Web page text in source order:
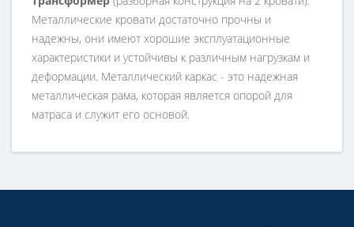
Металлические кровати достаточно прочны и
надежны, они имеют хорошие эксплуатационные
характеристики и устойчивы к различным нагрузкам и
деформации. Металлический каркас - это надежная
металлическая рама, которая является опорой для
матраса и служит его основой.